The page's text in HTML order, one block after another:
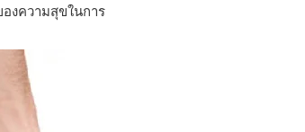
งความสุขในการ